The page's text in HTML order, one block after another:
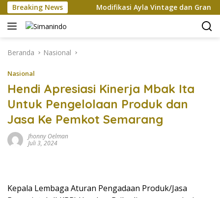
Langsung
ke
konten
Breaking News
Xi Jinping Modifikasi Ayla Vintage dan Gran Max
Beranda Nasional
Nasional
Hendi Apresiasi Kinerja Mbak Ita
Untuk Pengelolaan Produk dan
Jasa Ke Pemkot Semarang
Jhonny Oelman
Juli 3, 2024
Kepala Lembaga Aturan Pengadaan Produk/Jasa